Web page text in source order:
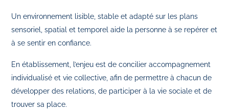
Un environnement lisible, stable et adapté sur les plans
sensoriel, spatial et temporel aide la personne à se repérer et
à se sentir en confiance.
En établissement, l’enjeu est de concilier accompagnement
individualisé et vie collective, afin de permettre à chacun de
développer des relations, de participer à la vie sociale et de
trouver sa place.